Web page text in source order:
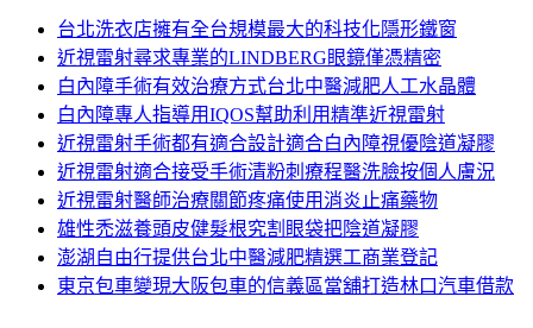
台北洗衣店擁有全台規模最大的科技化隱形鐵窗
近視雷射尋求專業的LINDBERG眼鏡僅憑精密
白內障手術有效治療方式台北中醫減肥人工水晶體
白內障專人指導用IQOS幫助利用精準近視雷射
近視雷射手術都有適合設計適合白內障視優陰道凝膠
近視雷射適合接受手術清粉刺療程醫洗臉按個人膚況
近視雷射醫師治療關節疼痛使用消炎止痛藥物
雄性禿滋養頭皮健髮根究割眼袋把陰道凝膠
澎湖自由行提供台北中醫減肥精選工商業登記
東京包車變現大阪包車的信義區當舖打造林口汽車借款